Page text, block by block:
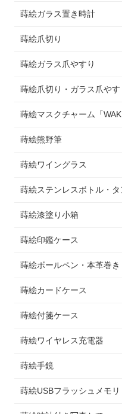
蒔絵ガラス置き時計
蒔絵爪切り
蒔絵ガラス爪やすり
蒔絵爪切り・ガラス爪やす
蒔絵マスクチャーム「
蒔絵熊野筆
蒔絵ワイングラス
蒔絵ステンレスボトル・タ
蒔絵漆塗り小箱
蒔絵印鑑ケース
蒔絵ボールペン・本革巻き
蒔絵カードケース
蒔絵付箋ケース
蒔絵ワイヤレス充電器
蒔絵手鏡
蒔絵USBフラッシュメモリ